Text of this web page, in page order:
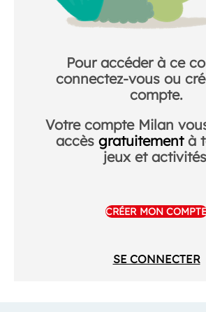
Pour accéder à ce
connectez-vous ou
compte.
Votre compte Milan
accès gratuitementà
jeux et
CRÉER MON
SE CONNECTER